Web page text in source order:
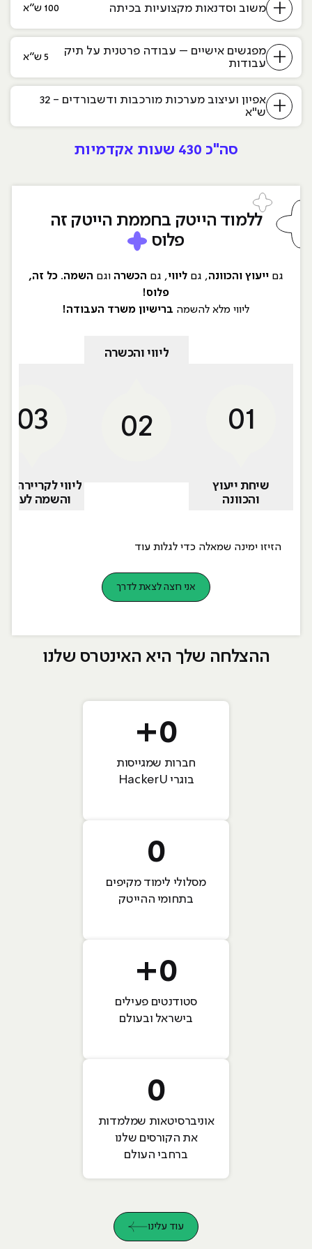
+ משוב וסדנאות מקצועיות בכיתה 100 ש״א
+
מפגשים אישיים – עבודה פרטנית על תיק
עבודות
5 ש״א
+
אפיון ועיצוב מערכות מורכבות ודשבורדים - 32
ש"א
סה"כ 430 שעות אקדמיות
ללמוד הייטק בחממת הייטק זה
פלוס
גם ייעוץ והכוונה, גם ליווי, גם הכשרה וגם השמה. כל זה,
פלוס!
ליווי מלא להשמה ברישיון משרד העבודה!
01
שיחת ייעוץ
והכוונה
02
ליווי והכשרה
03
ליווי לקריירה
והשמה
הזיזו ימינה שמאלה כדי לגלות עוד
אני רוצה לצאת לדרך
ההצלחה שלך היא האינטרס שלנו
+0
חברות שמגייסות
בוגרי HackerU
0
מסלולי לימוד מקיפים
בתחומי ההייטק
+0
סטודנטים פעילים
בישראל ובעולם
0
אוניברסיטאות שמלמדות
את הקורסים שלנו
ברחבי העולם
עוד עלינו